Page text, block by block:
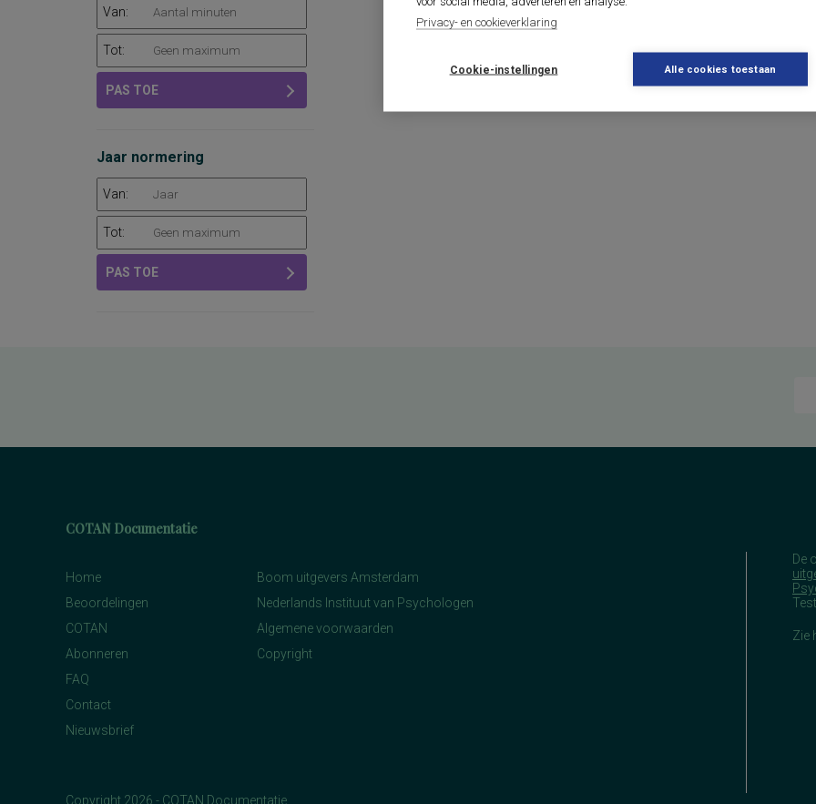
Privacy- en cookieverklaring
Cookie-instellingen Alle cookies toestaan
Van:
Tot:
PAS TOE
Jaar normering
Van:
Tot:
PAS TOE
COTAN Documentatie
Home
Beoordelingen
COTAN
Abonneren
FAQ
Contact
Nieuwsbrief
Boom uitgevers Amsterdam
Nederlands Instituut van Psychologen
Algemene voorwaarden
Copyright
De
Zie
Copyright 2026 - COTAN Documentatie